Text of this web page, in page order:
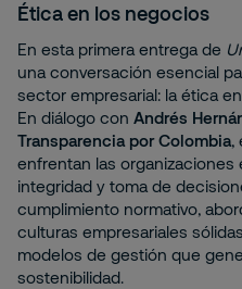
Ética en los negocios
En esta primera entrega de
una conversación esencial
sector empresarial: la ética
En diálogo con Andrés
Transparencia por Colombia,
enfrentan las organizaciones
integridad y toma de
cumplimiento normativo,
culturas empresariales
modelos de gestión que
sostenibilidad.